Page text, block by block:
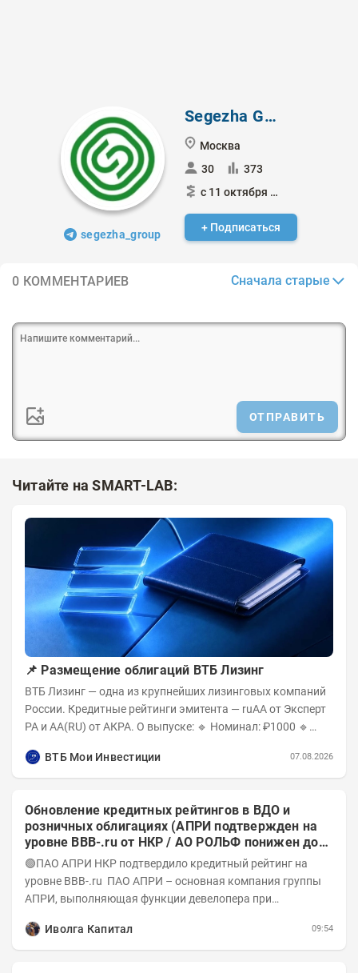
segezha_group
Segezha Group
Москва
30
373
с 11 октября 2021
+ Подписаться
0 КОММЕНТАРИЕВ Сначала старые
ОТПРАВИТЬ
Читайте на SMART-LAB:
📌 Размещение облигаций ВТБ Лизинг
ВТБ Лизинг — одна из крупнейших лизинговых компаний
России. Кредитные рейтинги эмитента — ruAA от Эксперт
РА и AA(RU) от АКРА. О выпуске: 🔹 Номинал: ₽1000 🔹
ВТБ Мои Инвестиции
07.08.2026
Обновление кредитных рейтингов в ВДО и
розничных облигациях (АПРИ подтвержден на
уровне BBB-.ru от НКР / АО РОЛЬФ понижен до
А-(RU) / Элит Строй присвоен на уровне BBB.ru)
🟢ПАО АПРИ НКР подтвердило кредитный рейтинг на
уровне BBB-.ru ПАО АПРИ – основная компания группы
АПРИ, выполняющая функции девелопера при
Иволга Капитал
09:54